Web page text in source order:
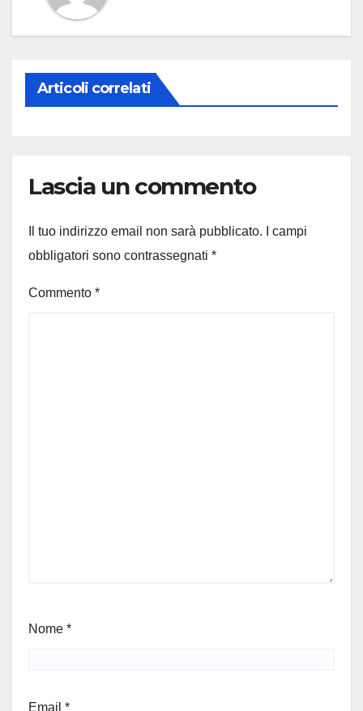
Articoli correlati
Lascia un commento
Il tuo indirizzo email non sarà pubblicato.
I campi
obbligatori sono contrassegnati *
Commento *
Nome *
Email *